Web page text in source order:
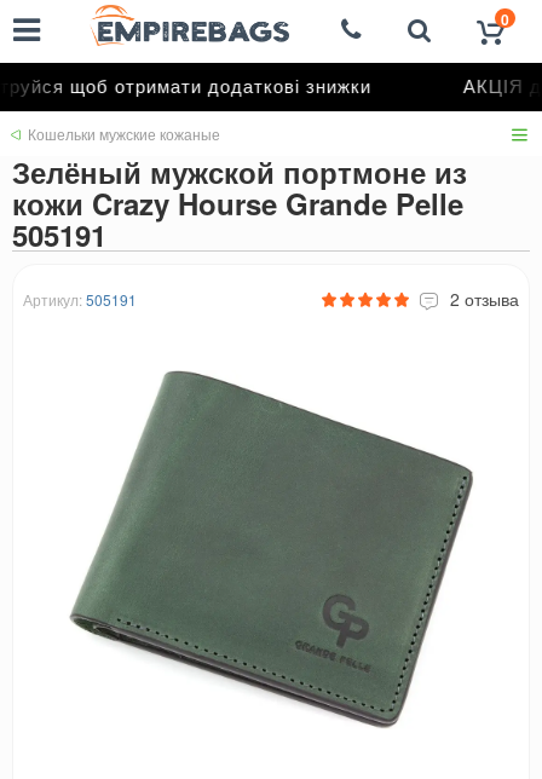
щоб отримати додаткові знижки АКЦІЯ
0
Кошельки мужские кожаные
Зелёный мужской портмоне из
кожи Crazy Hourse Grande Pelle
505191
Артикул: 505191 2 отзыва